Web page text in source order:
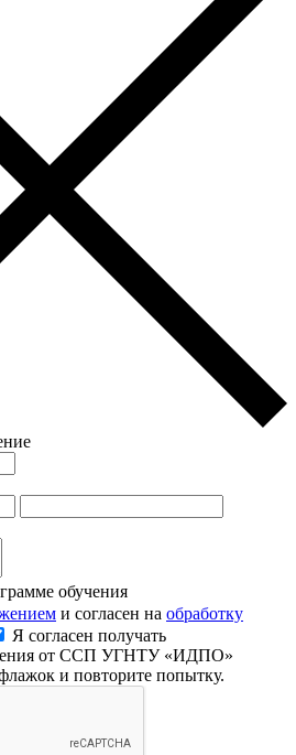
обучения
и согласен на обработку
Я согласен получать
от ССП УГНТУ «ИДПО»
и повторите попытку.